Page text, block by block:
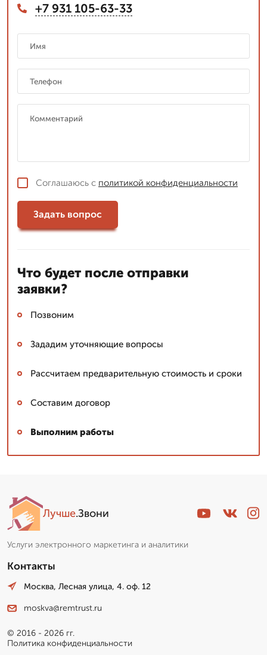
+7 931 105-63-33
Соглашаюсь с политикой конфиденциальности
Задать вопрос
Что будет после отправки
заявки?
Позвоним
Зададим уточняющие вопросы
Рассчитаем предварительную стоимость и сроки
Составим договор
Выполним работы
Лучше.Звони
Услуги электронного маркетинга и аналитики
Контакты
Москва, Лесная улица, 4. оф. 12
moskva@remtrust.ru
© 2016 - 2026 гг.
Политика конфиденциальности